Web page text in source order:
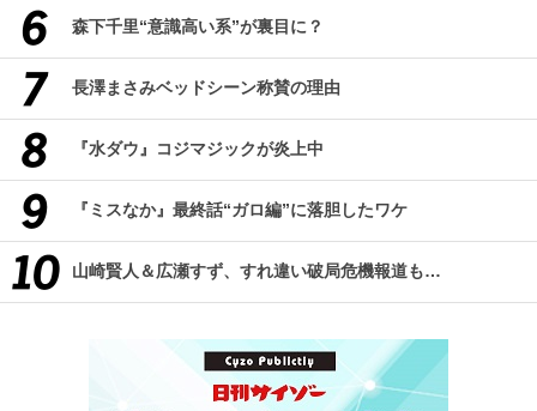
森下千里“意識高い系”が裏目に？
長澤まさみベッドシーン称賛の理由
『水ダウ』コジマジックが炎上中
『ミスなか』最終話“ガロ編”に落胆したワケ
山崎賢人＆広瀬すず、すれ違い破局危機報道も…